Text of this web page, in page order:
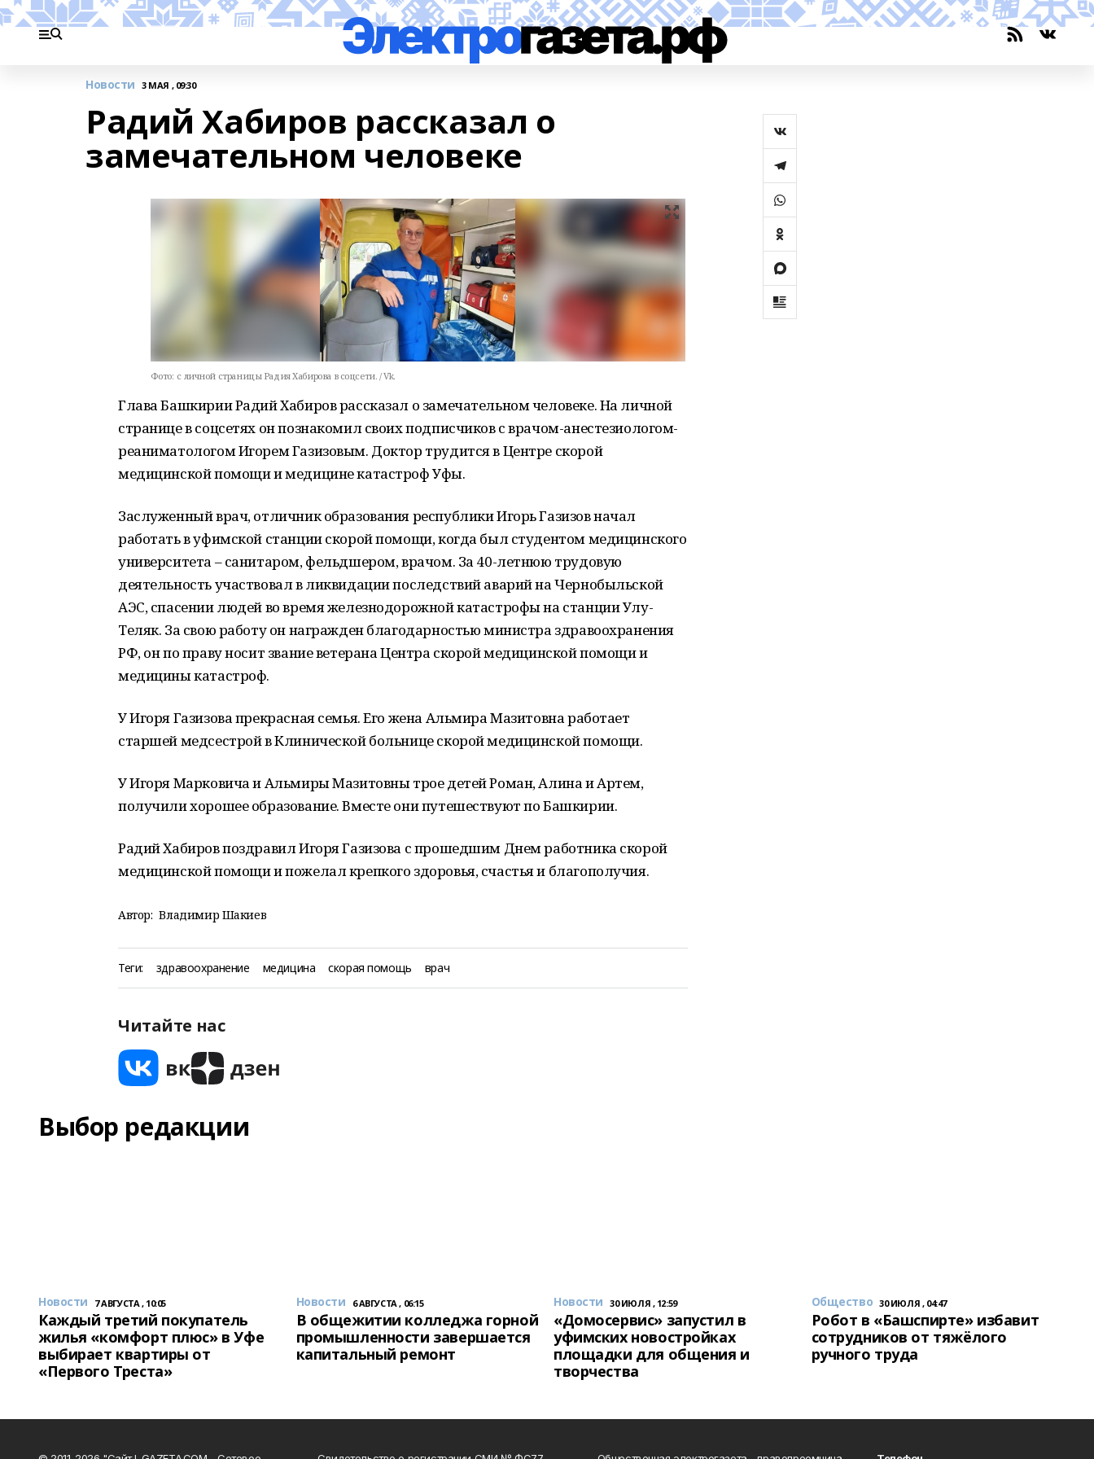
Новости 3 МАЯ , 09:30
Радий Хабиров рассказал о
замечательном человеке
Фото: c личной страницы Радия Хабирова в соцсети. / Vk.
Глава Башкирии Радий Хабиров рассказал о замечательном человеке. На личной
странице в соцсетях он познакомил своих подписчиков с врачом-анестезиологом-
реаниматологом Игорем Газизовым. Доктор трудится в Центре скорой
медицинской помощи и медицине катастроф Уфы.
Заслуженный врач, отличник образования республики Игорь Газизов начал
работать в уфимской станции скорой помощи, когда был студентом медицинского
университета – санитаром, фельдшером, врачом. За 40-летнюю трудовую
деятельность участвовал в ликвидации последствий аварий на Чернобыльской
АЭС, спасении людей во время железнодорожной катастрофы на станции Улу-
Теляк. За свою работу он награжден благодарностью министра здравоохранения
РФ, он по праву носит звание ветерана Центра скорой медицинской помощи и
медицины катастроф.
У Игоря Газизова прекрасная семья. Его жена Альмира Мазитовна работает
старшей медсестрой в Клинической больнице скорой медицинской помощи.
У Игоря Марковича и Альмиры Мазитовны трое детей Роман, Алина и Артем,
получили хорошее образование. Вместе они путешествуют по Башкирии.
Радий Хабиров поздравил Игоря Газизова с прошедшим Днем работника скорой
медицинской помощи и пожелал крепкого здоровья, счастья и благополучия.
Автор: Владимир Шакиев
Теги: здравоохранение медицина скорая помощь врач
Читайте нас
Выбор редакции
Новости 7 АВГУСТА , 10:05
Каждый третий покупатель
жилья «комфорт плюс» в Уфе
выбирает квартиры от
«Первого Треста»
Новости 6 АВГУСТА , 06:15
В общежитии колледжа горной
промышленности завершается
капитальный ремонт
Новости 30 ИЮЛЯ , 12:59
«Домосервис» запустил в
уфимских новостройках
площадки для общения и
творчества
Общество 30 ИЮЛЯ , 04:47
Робот в «Башспирте» избавит
сотрудников от тяжёлого
ручного труда